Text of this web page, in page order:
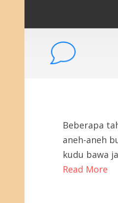
Beberapa
aneh-aneh
kudu bawa
Read More